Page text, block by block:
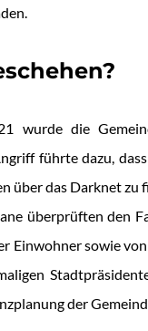
wurde die
führte dazu,
über das Darknet zu
überprüften den
Einwohner sowie
der